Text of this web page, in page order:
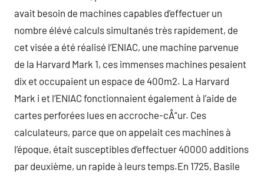
avait besoin de machines capables d’effectuer un
nombre élévé calculs simultanés très rapidement, de
cet visée a été réalisé l’ENIAC, une machine parvenue
de la Harvard Mark 1, ces immenses machines pesaient
dix et occupaient un espace de 400m2. La Harvard
Mark i et l’ENIAC fonctionnaient également à l’aide de
cartes perforées lues en accroche-cÅ“ur. Ces
calculateurs, parce que on appelait ces machines à
l’époque, était susceptibles d’effectuer 40000 additions
par deuxième, un rapide à leurs temps.En 1725, Basile